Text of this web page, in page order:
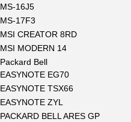
MS-16J5
MS-17F3
MSI CREATOR 8RD
MSI MODERN 14
Packard Bell
EASYNOTE EG70
EASYNOTE TSX66
EASYNOTE ZYL
PACKARD BELL ARES GP